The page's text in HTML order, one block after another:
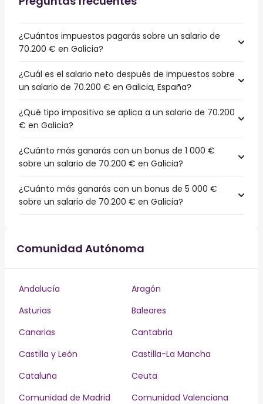
¿Cuántos impuestos pagarás sobre un salario de
70.200 € en Galicia?
¿Cuál es el salario neto después de impuestos sobre
un salario de 70.200 € en Galicia, España?
¿Qué tipo impositivo se aplica a un salario de 70.200
€ en Galicia?
¿Cuánto más ganarás con un bonus de 1 000 €
sobre un salario de 70.200 € en Galicia?
¿Cuánto más ganarás con un bonus de 5 000 €
sobre un salario de 70.200 € en Galicia?
Comunidad Autónoma
Andalucía
Aragón
Asturias
Baleares
Canarias
Cantabria
Castilla y León
Castilla-La Mancha
Cataluña
Ceuta
Comunidad de Madrid
Comunidad Valenciana